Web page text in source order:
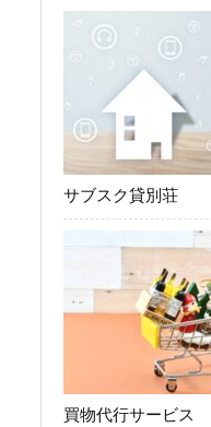
サブスク貸別荘
買物代行サービス